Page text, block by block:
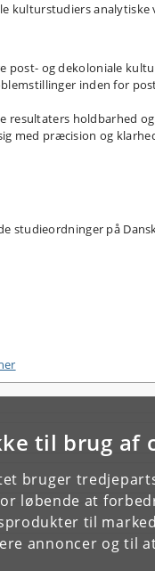
til brug af
bruger
løbende at
til
annoncer og til
kulturstudiers
post- og dekoloniale
inden for
resultaters holdbarhed
med præcision og
studieordninger på